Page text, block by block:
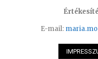
E-mail: